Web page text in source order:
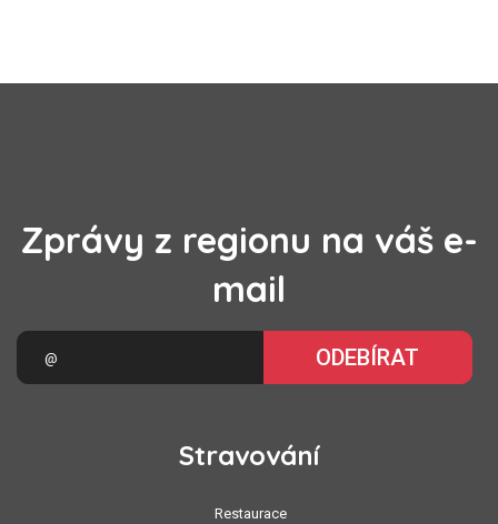
Zprávy z regionu na váš e-
mail
ODEBÍRAT
Stravování
Restaurace